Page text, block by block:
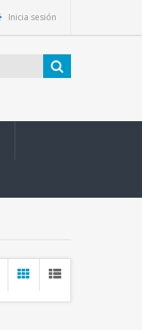
Inicia sesión